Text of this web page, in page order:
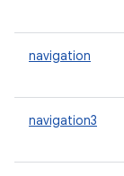
navigation
navigation3